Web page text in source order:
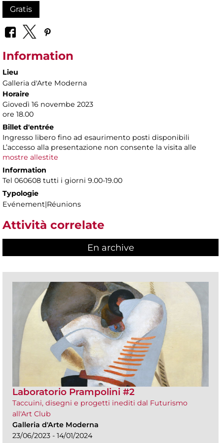
Gratis
Information
Lieu
Galleria d'Arte Moderna
Horaire
Giovedì 16 novembe 2023
ore 18.00
Billet d'entrée
Ingresso libero fino ad esaurimento posti disponibili
L’accesso alla presentazione non consente la visita alle
mostre allestite
Information
Tel 060608 tutti i giorni 9.00-19.00
Typologie
Evénement|Réunions
Attività correlate
En archive
Laboratorio Prampolini #2
Taccuini, disegni e progetti inediti dal Futurismo
all'Art Club
Galleria d'Arte Moderna
23/06/2023 - 14/01/2024